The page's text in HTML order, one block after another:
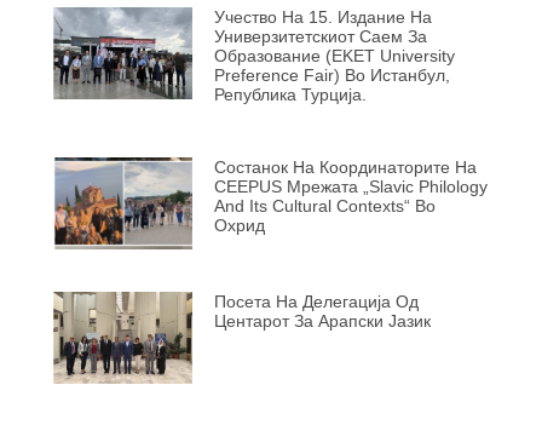
Учество На 15. Издание На
Универзитетскиот Саем За
Образование (EKET University
Preference Fair) Во Истанбул,
Република Турција.
Состанок На Координаторите На
CEEPUS Мрежата „Slavic Philology
And Its Cultural Contexts“ Во
Охрид
Посета На Делегација Од
Центарот За Арапски Јазик